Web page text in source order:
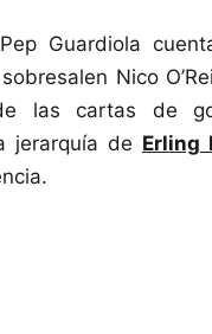
Guardiola
Nico
las cartas de
jerarquía de Erling